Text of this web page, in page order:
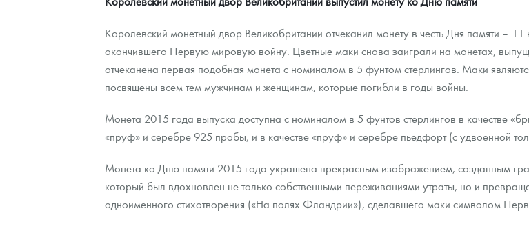
Королевский монетный двор Великобритании отчеканил монету в честь Дня памяти –
окончившего Первую мировую войну. Цветные маки снова заиграли на монетах,
отчеканена первая подобная монета с номиналом в 5 фунтом стерлингов. Маки
посвящены всем тем мужчинам и женщинам, которые погибли в годы войны.
Монета 2015 года выпуска доступна с номиналом в 5 фунтов стерлингов в качестве
«пруф» и серебре 925 пробы, и в качестве «пруф» и серебре пьедфорт (с удвоенной
Монета ко Дню памяти 2015 года украшена прекрасным изображением, созданным
который был вдохновлен не только собственными переживаниями утраты, но и
одноименного стихотворения («На полях Фландрии»), сделавшего маки символом